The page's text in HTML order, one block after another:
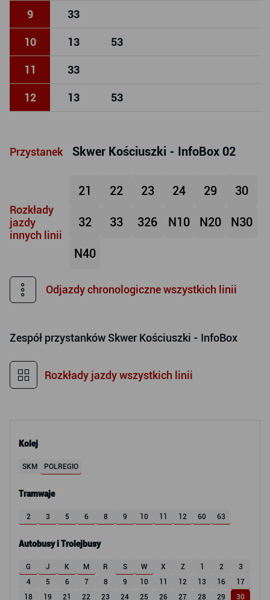
Kolej
SKM POLREGIO
Tramwaje
2 3 5 6 8 9 10 11 12 60 63
Autobusy i Trolejbusy
G J K M R S W X Z 1 2
3
4
5 6 7 8 9 10 11 12 13 16
17
18
19 21 22 23 24 25 26 27 28 29 30
9 33
10 13 53
11 33
12 13 53
Przystanek Skwer Kościuszki - InfoBox 02
Rozkłady
jazdy
innych linii
21 22 23 24 29 30
32 33 326 N10 N20 N30
N40
Odjazdy chronologiczne wszystkich linii
Zespół przystanków Skwer Kościuszki - InfoBox
Rozkłady jazdy wszystkich linii